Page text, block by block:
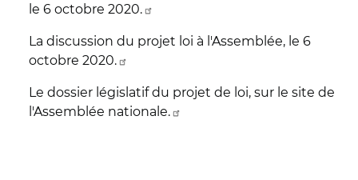
le 6 octobre 2020.
La discussion du projet loi à l'Assemblée, le 6
octobre 2020.
Le dossier législatif du projet de loi, sur le site de
l'Assemblée nationale.